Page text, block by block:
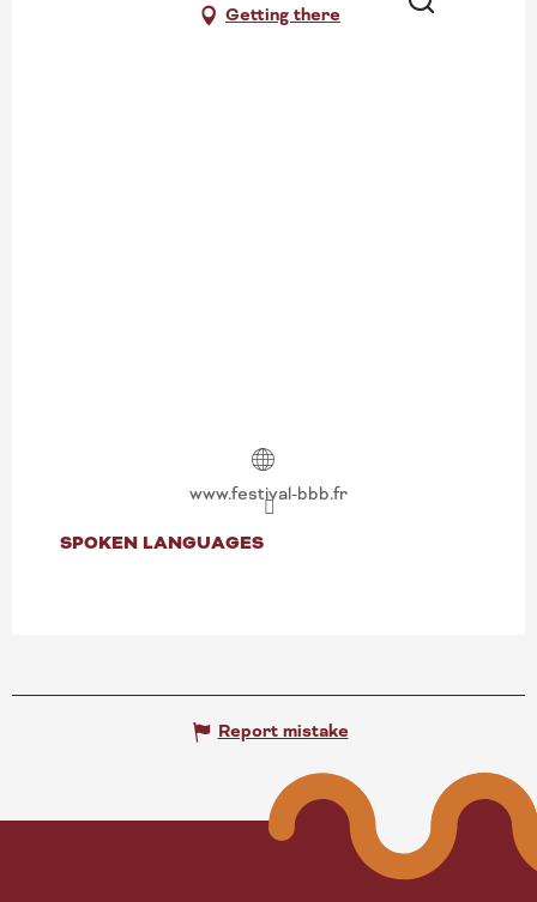
Getting there
www.festival-bbb.fr
SPOKEN LANGUAGES
SPOKEN LANGUAGES
Report mistake